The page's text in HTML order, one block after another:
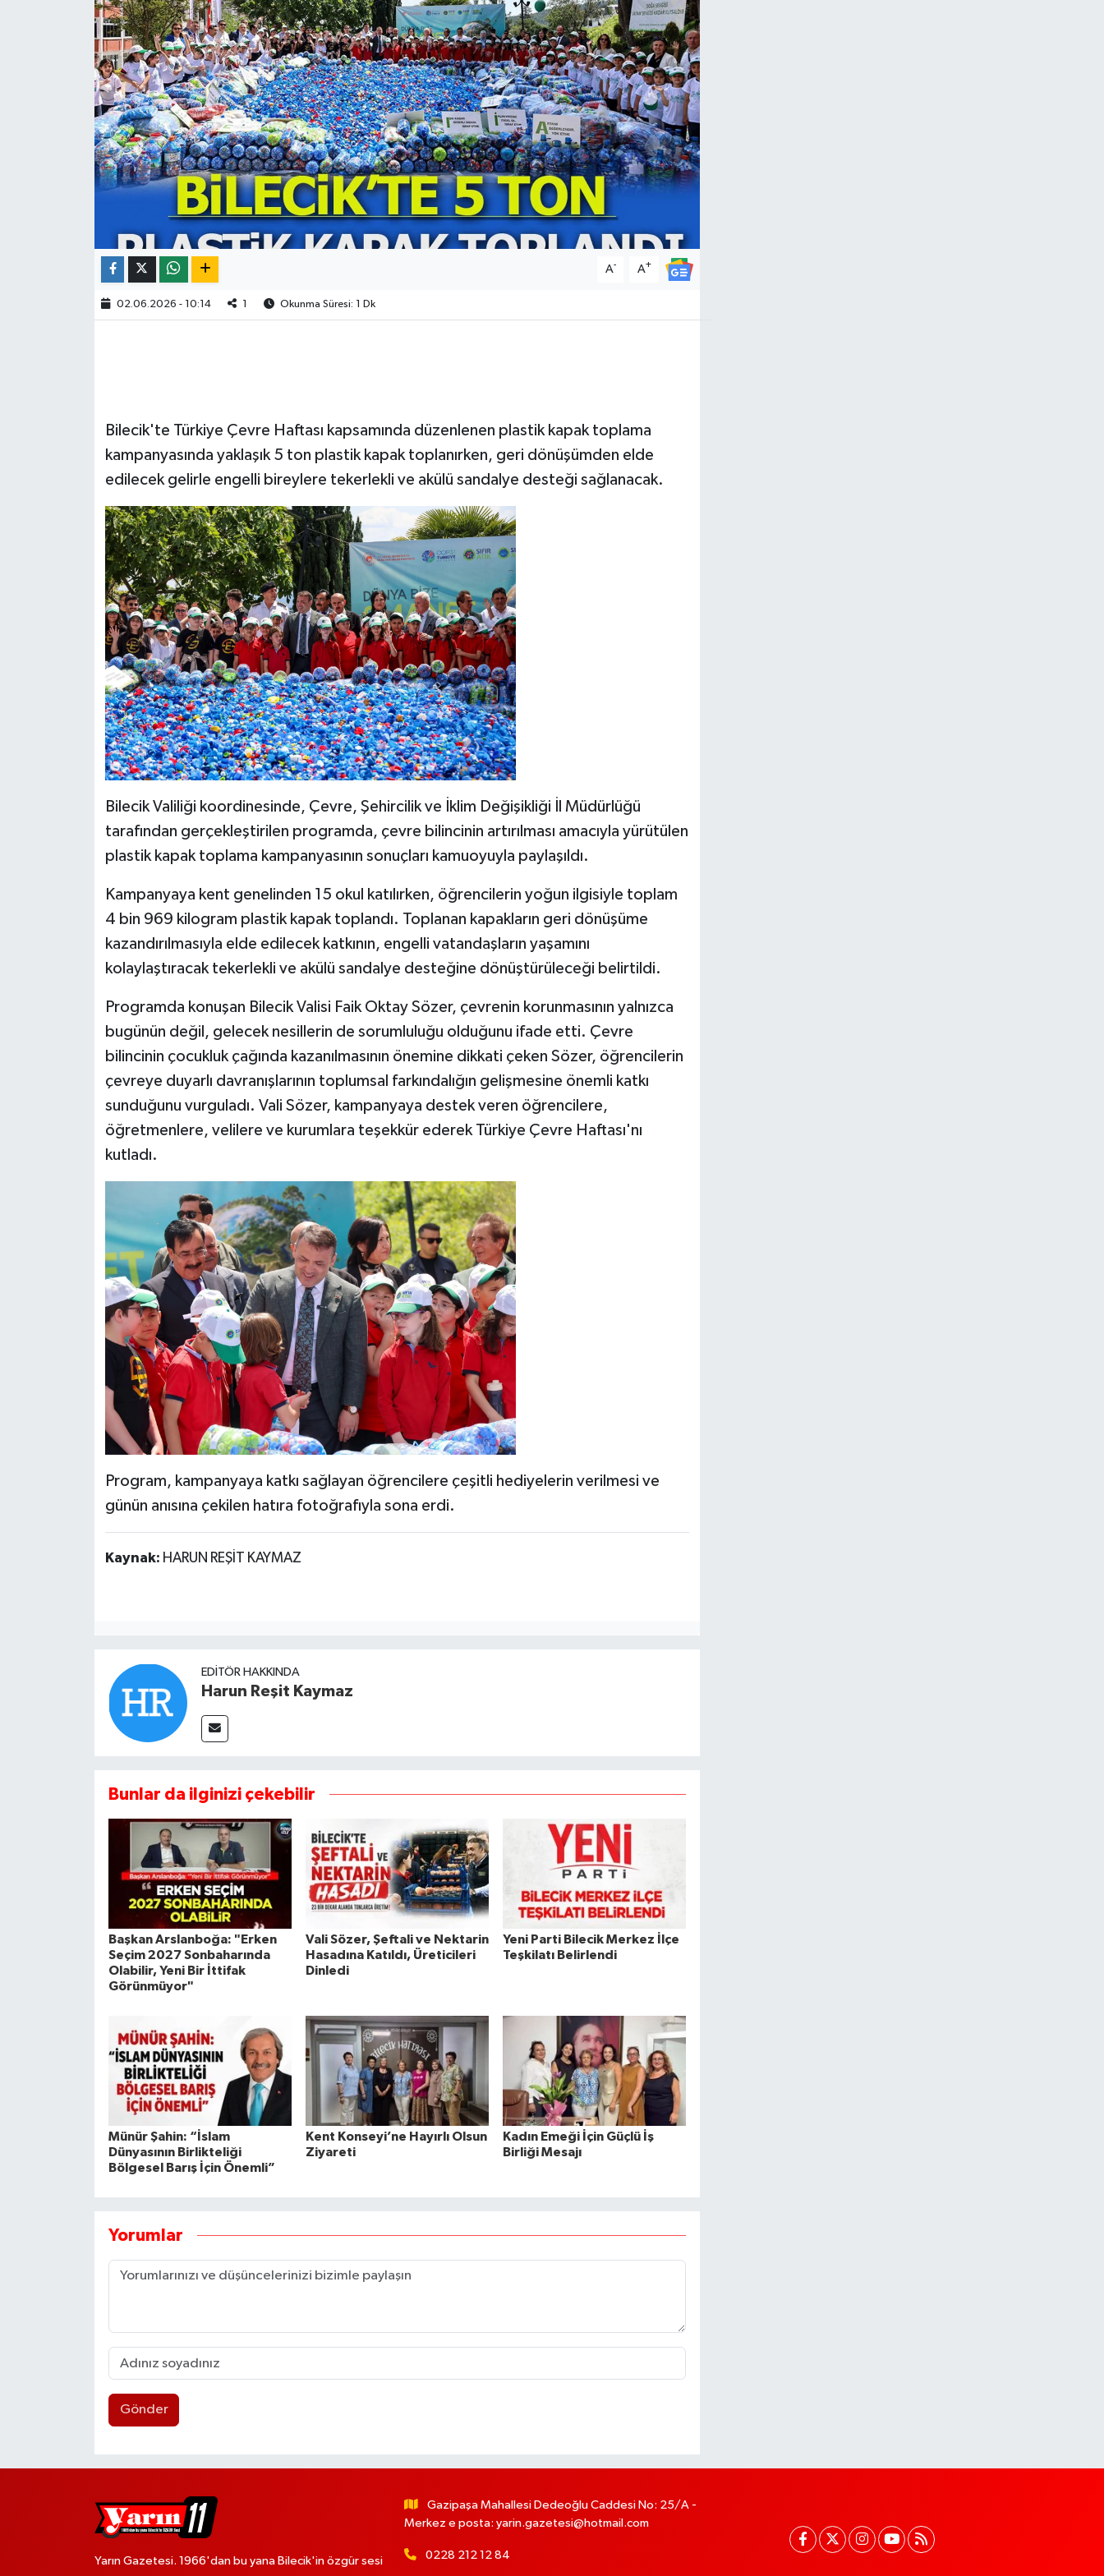
A- A+
02.06.2026 - 10:14 Okunma Süresi: 1 Dk
Bilecik'te Türkiye Çevre Haftası kapsamında düzenlenen plastik kapak toplama
kampanyasında yaklaşık 5 ton plastik kapak toplanırken, geri dönüşümden elde
edilecek gelirle engelli bireylere tekerlekli ve akülü sandalye desteği sağlanacak.
Bilecik Valiliği koordinesinde, Çevre, Şehircilik ve İklim Değişikliği İl Müdürlüğü
tarafından gerçekleştirilen programda, çevre bilincinin artırılması amacıyla yürütülen
plastik kapak toplama kampanyasının sonuçları kamuoyuyla paylaşıldı.
Kampanyaya kent genelinden 15 okul katılırken, öğrencilerin yoğun ilgisiyle toplam
4 bin 969 kilogram plastik kapak toplandı. Toplanan kapakların geri dönüşüme
kazandırılmasıyla elde edilecek katkının, engelli vatandaşların yaşamını
kolaylaştıracak tekerlekli ve akülü sandalye desteğine dönüştürüleceği belirtildi.
Programda konuşan Bilecik Valisi Faik Oktay Sözer, çevrenin korunmasının yalnızca
bugünün değil, gelecek nesillerin de sorumluluğu olduğunu ifade etti. Çevre
bilincinin çocukluk çağında kazanılmasının önemine dikkati çeken Sözer, öğrencilerin
çevreye duyarlı davranışlarının toplumsal farkındalığın gelişmesine önemli katkı
sunduğunu vurguladı. Vali Sözer, kampanyaya destek veren öğrencilere,
öğretmenlere, velilere ve kurumlara teşekkür ederek Türkiye Çevre Haftası'nı
kutladı.
Program, kampanyaya katkı sağlayan öğrencilere çeşitli hediyelerin verilmesi ve
günün anısına çekilen hatıra fotoğrafıyla sona erdi.
Kaynak: HARUN REŞİT KAYMAZ
EDITÖR HAKKINDA
Harun Reşit Kaymaz
Bunlar da ilginizi çekebilir
Başkan Arslanboğa: "Erken
Seçim 2027 Sonbaharında
Olabilir, Yeni Bir İttifak
Görünmüyor"
Vali Sözer, Şeftali ve Nektarin
Hasadına Katıldı, Üreticileri
Dinledi
Yeni Parti Bilecik Merkez İlçe
Teşkilatı Belirlendi
Münür Şahin: “İslam
Dünyasının Birlikteliği
Bölgesel Barış İçin Önemli”
Kent Konseyi’ne Hayırlı Olsun
Ziyareti
Kadın Emeği İçin Güçlü İş
Birliği Mesajı
Yorumlar
Gönder
Yarın Gazetesi. 1966'dan bu yana Bilecik'in özgür sesi
Gazipaşa Mahallesi Dedeoğlu Caddesi No: 25/A -
Merkez e posta: yarin.gazetesi@hotmail.com
0228 212 12 84